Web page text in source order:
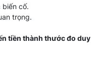
biến cố.
trọng.
tiền thành thước đo duy